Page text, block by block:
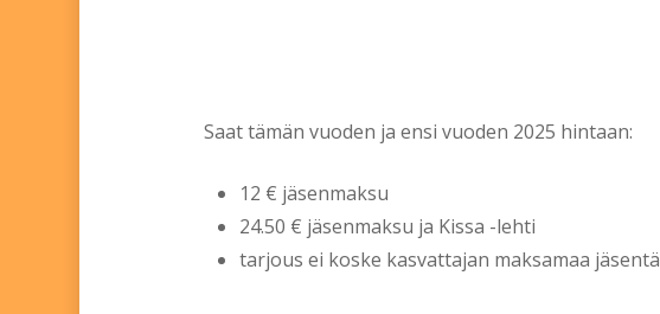
Saat tämän vuoden ja ensi vuoden 2025 hintaan:
12 € jäsenmaksu
24.50 € jäsenmaksu ja Kissa -lehti
tarjous ei koske kasvattajan maksamaa jäsentä